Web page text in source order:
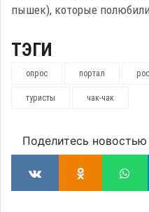
пышек), которые
ТЭГИ
опрос портал
туристы чак-чак
Поделитесь новостью